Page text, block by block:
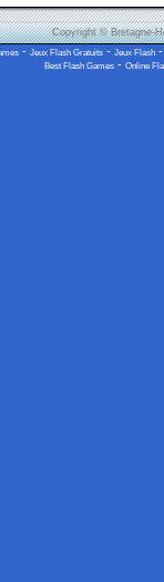
Copyright © Bretagne-
- Jeux Flash Gratuits- Jeux Flash
Best Flash Games - Online